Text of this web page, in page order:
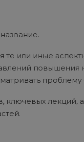
те или иные
ключевых